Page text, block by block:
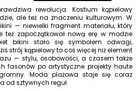
rewolucja. Kostium kąpielowy
ale też na znaczeniu kulturowym. W
— niewielki fragment materiału, który
też zapoczątkował nową erę w modzie
bikini stało się symbolem odwagi,
strój kąpielowy to coś więcej niż element
— stylu, osobowości, a czasem także
fasonów po artystyczne projekty haute
Moda plażowa staje się coraz
od sztywnych reguł.